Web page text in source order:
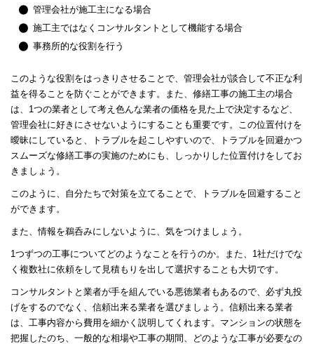
管理会社が施工主になる場合
施工主ではなくコンサルタントとして機能する場合
事務所的な役割を行う
このような役割をはっきりさせることで、管理会社が談合して不正な利
益を得ることを防ぐことができます。また、修繕工事の施工主の場合
は、1つの業者として考え色んな業者の価格を見た上で決定するなど、
管理会社に好きにさせないようにすることも重要です。この位置付けを
曖昧にしていると、トラブルを起こしやすいので、トラブルを回避かつ
スムーズな修繕工事の実施のためにも、しっかりした位置付けをしてお
きましょう。
このように、自分たちで対策を立てることで、トラブルを回避すること
ができます。
また、情報を鵜呑みにしないように、気をつけましょう。
1つずつの工事についてどのようなことを行うのか。また、1社だけでな
く複数社に依頼をして見積もりを出して選択することも大切です。
コンサルタントと業者が手を組んでいる悪徳業者もあるので、必ず丸投
げをするのでなく、信頼出来る業者を選びましょう。信頼出来る業者
は、工事内容から費用を細かく説明してくれます。マンションの状態を
把握したのち、一般的な相場や工事の期間、どのような工事が必要なの